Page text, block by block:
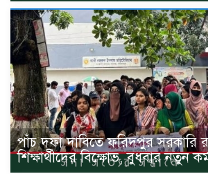
পাঁচ দফা দাবিতে ফরিদপুর সরকারি
শিক্ষার্থীদের বিক্ষোভ, বুধবার নতুন